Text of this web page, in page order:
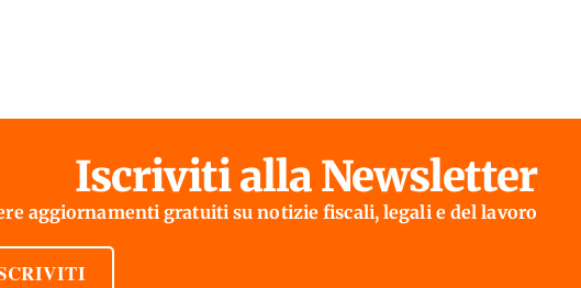
Iscriviti alla Newsletter
aggiornamenti gratuiti su notizie fiscali, legali e del lavoro